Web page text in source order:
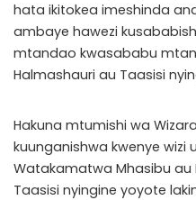
hata ikitokea imeshinda
ambaye hawezi
mtandao kwasababu
Halmashauri au Taasisi
Hakuna mtumishi wa
kuunganishwa kwenye
Watakamatwa Mhasibu au
Taasisi nyingine yoyote